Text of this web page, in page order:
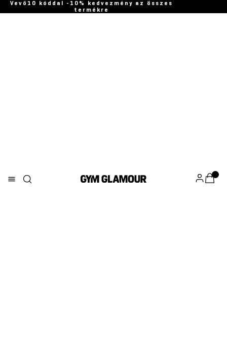
Vevő10 kóddal -10% kedvezmény az összes
termékre